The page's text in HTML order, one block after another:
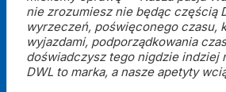
nie zrozumiesz nie będąc częścią
wyrzeczeń, poświęconego czasu,
wyjazdami, podporządkowania
doświadczysz tego nigdzie indziej
DWL to marka, a nasze apetyty